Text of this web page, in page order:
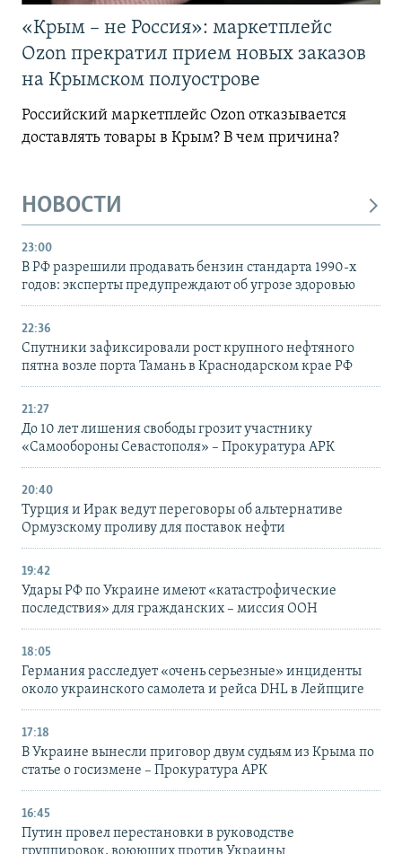
«Крым – не Россия»: маркетплейс
Ozon прекратил прием новых заказов
на Крымском полуострове
Российский маркетплейс Ozon отказывается
доставлять товары в Крым? В чем причина?
НОВОСТИ
23:00
В РФ разрешили продавать бензин стандарта 1990-х
годов: эксперты предупреждают об угрозе здоровью
22:36
Спутники зафиксировали рост крупного нефтяного
пятна возле порта Тамань в Краснодарском крае РФ
21:27
До 10 лет лишения свободы грозит участнику
«Самообороны Севастополя» – Прокуратура АРК
20:40
Турция и Ирак ведут переговоры об альтернативе
Ормузскому проливу для поставок нефти
19:42
Удары РФ по Украине имеют «катастрофические
последствия» для гражданских – миссия ООН
18:05
Германия расследует «очень серьезные» инциденты
около украинского самолета и рейса DHL в Лейпциге
17:18
В Украине вынесли приговор двум судьям из Крыма по
статье о госизмене – Прокуратура АРК
16:45
Путин провел перестановки в руководстве